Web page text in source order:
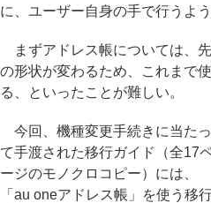
に、ユーザー自身の手で行うよ
まずアドレス帳については、
の形状が変わるため、これまで
る、といったことが難しい。
今回、機種変更手続きに当たっ
て手渡された移行ガイド（全17
ージのモノクロコピー）には、
「au oneアドレス帳」を使う移